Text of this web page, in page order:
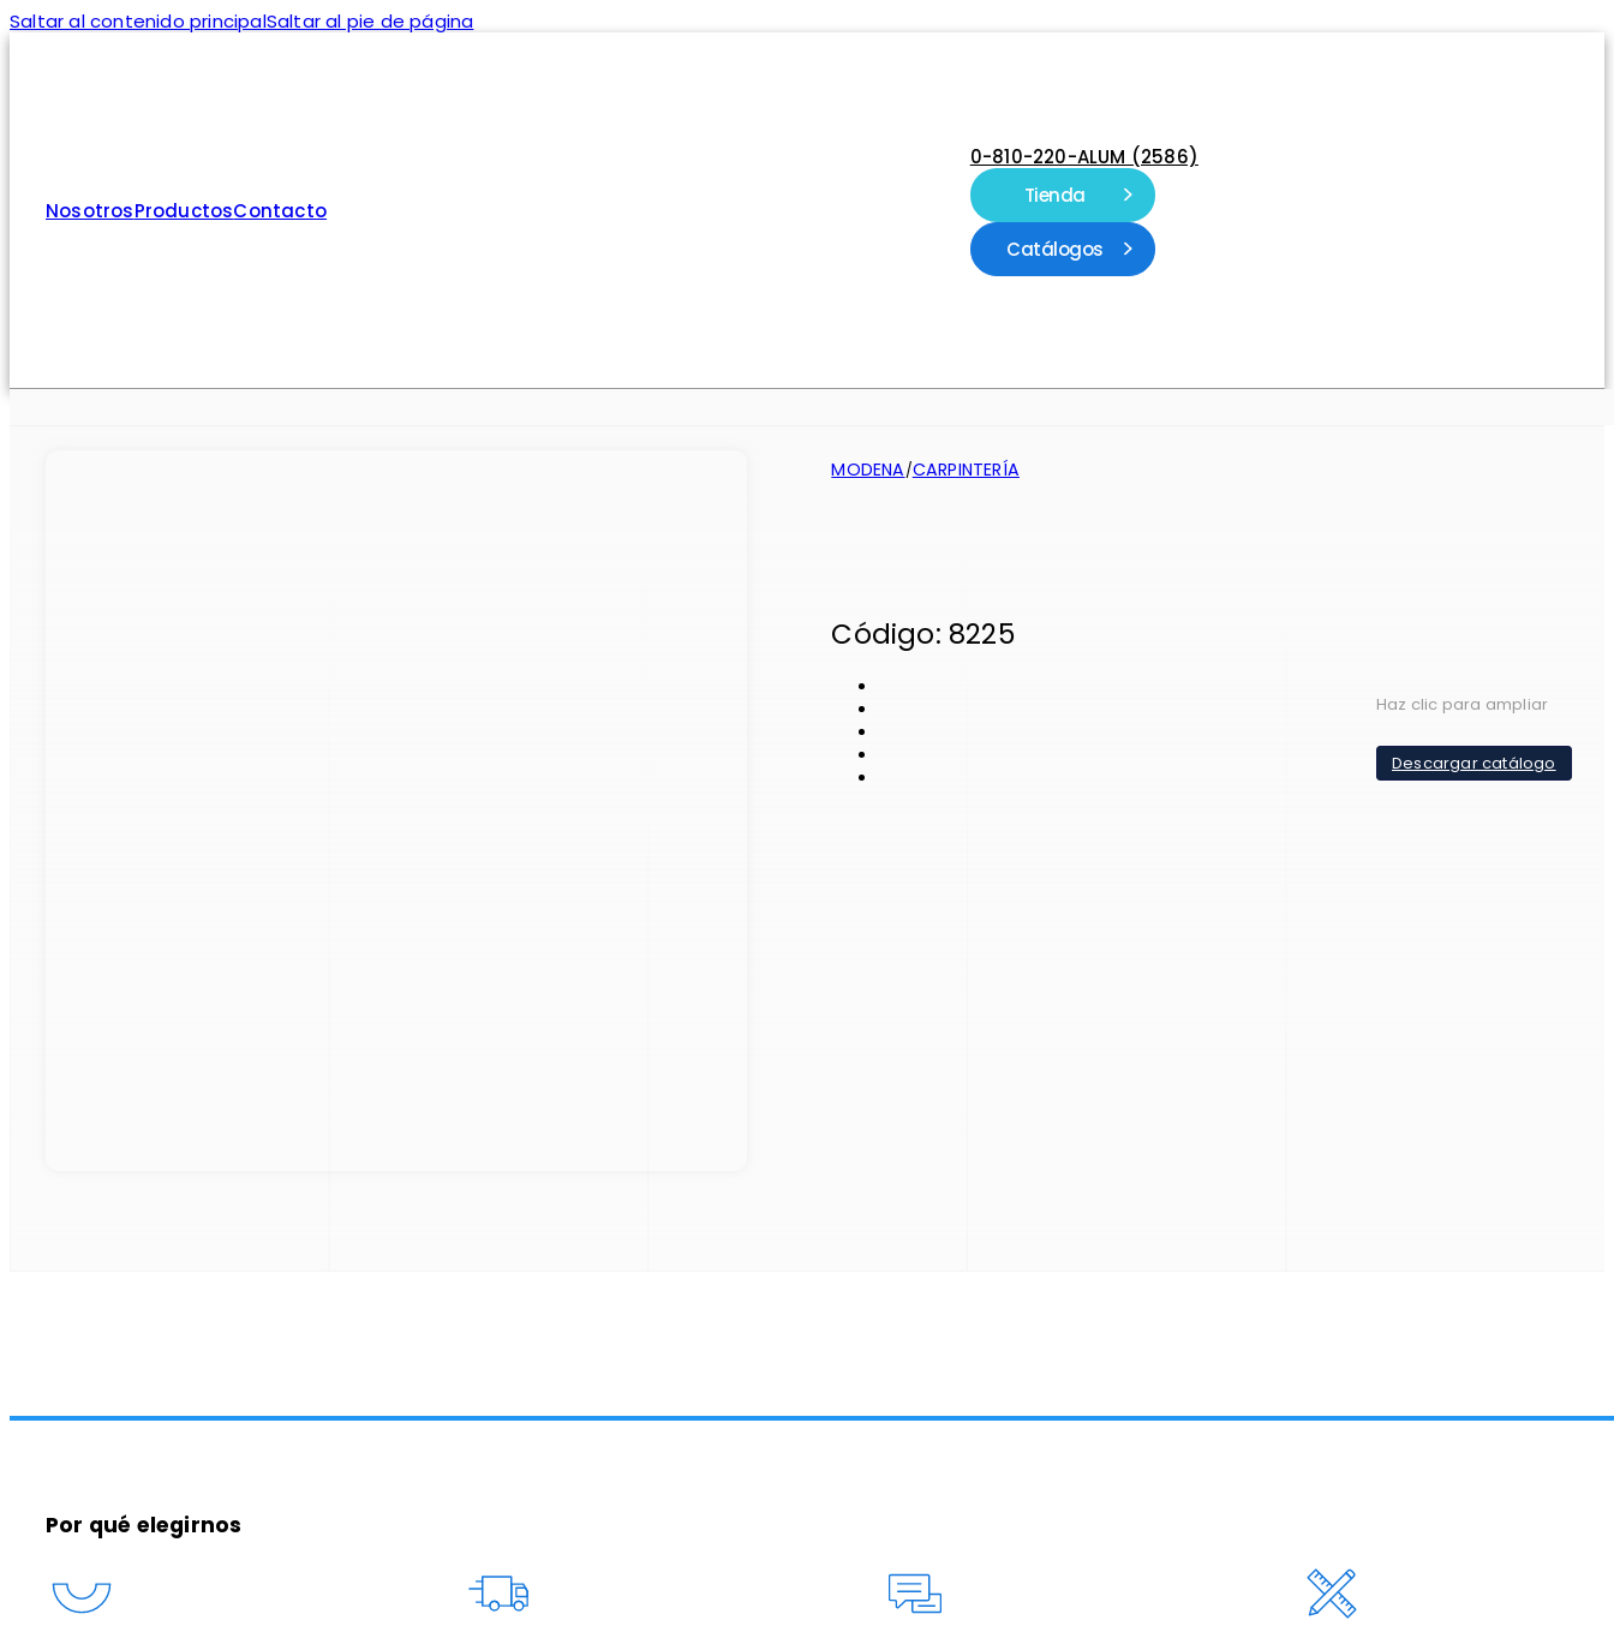
Saltar al contenido principalSaltar al pie de página
NosotrosProductosContacto
0-810-220-ALUM (2586)
Tienda
Catálogos
MODENA/CARPINTERÍA
Código: 8225
Haz clic para ampliar
Descargar catálogo
Por qué elegirnos